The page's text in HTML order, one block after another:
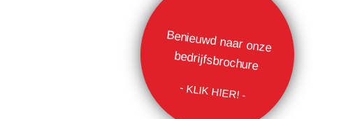
Benieuwd naar onze
bedrijfsbrochure
- KLIK HIER! -